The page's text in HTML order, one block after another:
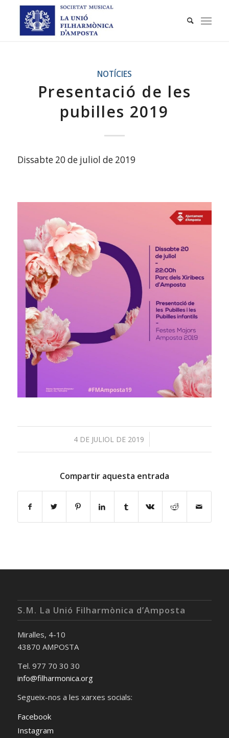
NOTÍCIES
Presentació de les
pubilles 2019
Dissabte 20 de juliol de 2019
4 DE JULIOL DE 2019
/
Compartir aquesta entrada
S.M. La Unió Filharmònica d’Amposta
Miralles, 4-10
43870 AMPOSTA
Tel. 977 70 30 30
info@filharmonica.org
Segueix-nos a les xarxes socials:
Facebook
Instagram